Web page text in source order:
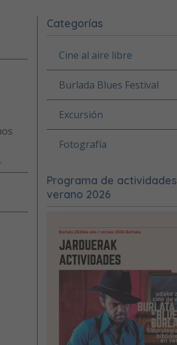
Categorías
Cine al aire libre
Burlada Blues Festival
Excursión
Fotografía
Programa de actividades
verano 2026